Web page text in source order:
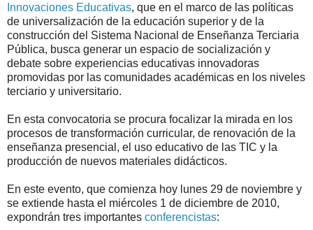
Innovaciones Educativas, que en el marco de las políticas
de universalización de la educación superior y de la
construcción del Sistema Nacional de Enseñanza Terciaria
Pública, busca generar un espacio de socialización y
debate sobre experiencias educativas innovadoras
promovidas por las comunidades académicas en los niveles
terciario y universitario.
En esta convocatoria se procura focalizar la mirada en los
procesos de transformación curricular, de renovación de la
enseñanza presencial, el uso educativo de las TIC y la
producción de nuevos materiales didácticos.
En este evento, que comienza hoy lunes 29 de noviembre y
se extiende hasta el miércoles 1 de diciembre de 2010,
expondrán tres importantes conferencistas: